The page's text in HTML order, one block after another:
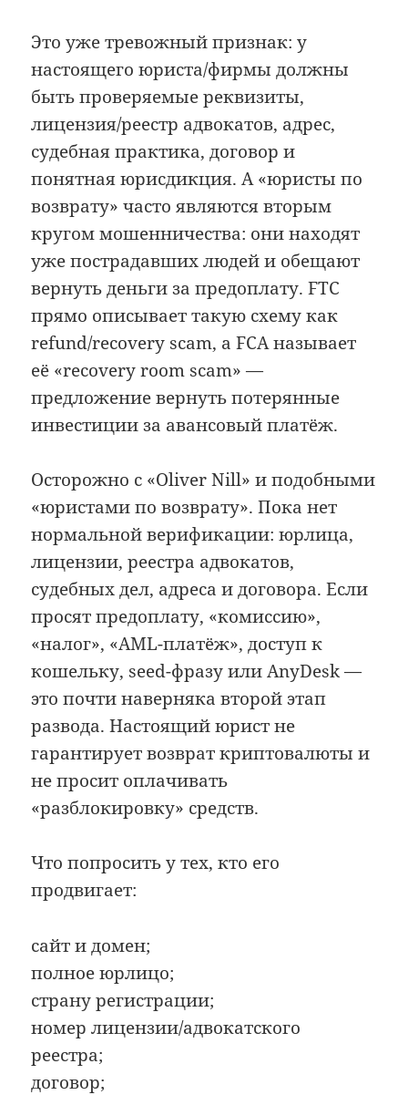
Это уже тревожный признак: у
настоящего юриста/фирмы должны
быть проверяемые реквизиты,
лицензия/реестр адвокатов, адрес,
судебная практика, договор и
понятная юрисдикция. А «юристы по
возврату» часто являются вторым
кругом мошенничества: они находят
уже пострадавших людей и обещают
вернуть деньги за предоплату. FTC
прямо описывает такую схему как
refund/recovery scam, а FCA называет
её «recovery room scam» —
предложение вернуть потерянные
инвестиции за авансовый платёж.
Осторожно с «Oliver Nill» и подобными
«юристами по возврату». Пока нет
нормальной верификации: юрлица,
лицензии, реестра адвокатов,
судебных дел, адреса и договора. Если
просят предоплату, «комиссию»,
«налог», «AML-платёж», доступ к
кошельку, seed-фразу или AnyDesk —
это почти наверняка второй этап
развода. Настоящий юрист не
гарантирует возврат криптовалюты и
не просит оплачивать
«разблокировку» средств.
Что попросить у тех, кто его
продвигает:
сайт и домен;
полное юрлицо;
страну регистрации;
номер лицензии/адвокатского
реестра;
договор;